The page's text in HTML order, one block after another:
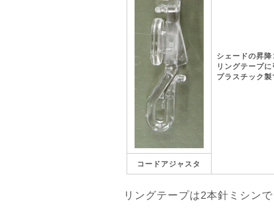
シェードの昇
リングテープ
プラスチック
コードアジャスタ
リングテープは2本針ミシン